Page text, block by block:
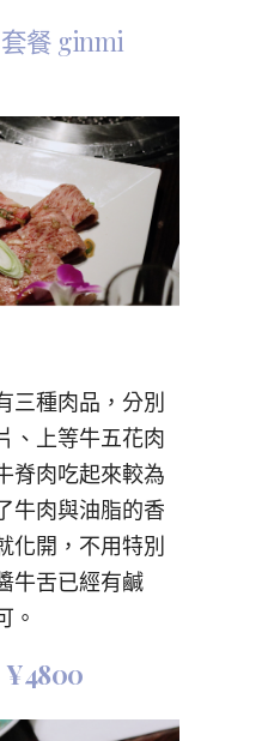
餐 ginmi
三種肉品，分別
、上等牛五花肉
脊肉吃起來較為
牛肉與油脂的香
化開，不用特別
牛舌已經有鹹
。
¥4800